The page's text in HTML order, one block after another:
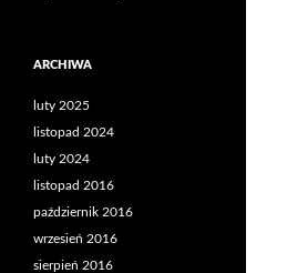
ARCHIWA
luty 2025
listopad 2024
luty 2024
listopad 2016
październik 2016
wrzesień 2016
sierpień 2016